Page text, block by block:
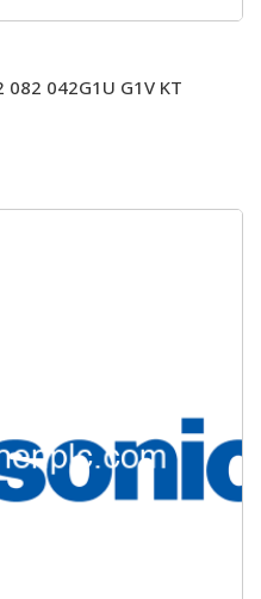
082 042G1U G1V KT